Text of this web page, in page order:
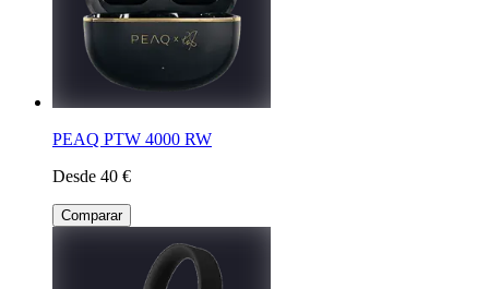
PEAQ PTW 4000 RW
Desde 40 €
Comparar